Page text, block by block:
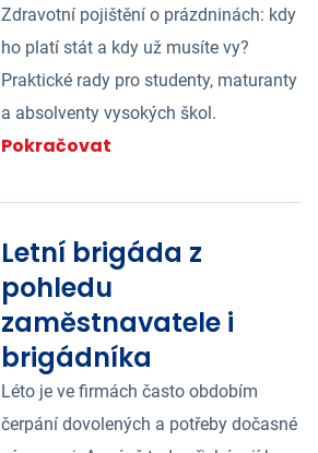
Zdravotní pojištění o prázdninách: kdy
ho platí stát a kdy už musíte vy?
Praktické rady pro studenty, maturanty
a absolventy vysokých škol.
Pokračovat
Letní brigáda z
pohledu
zaměstnavatele i
brigádníka
Léto je ve firmách často obdobím
čerpání dovolených a potřeby dočasné